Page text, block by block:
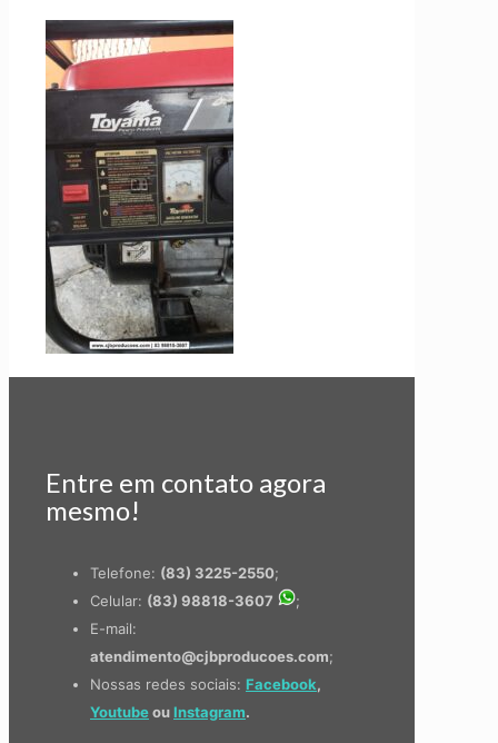
Entre em contato agora
mesmo!
Telefone: (83) 3225-2550;
Celular: (83) 98818-3607
;
E-mail:
atendimento@cjbproducoes.com;
Nossas redes sociais: Facebook,
Youtubeou Instagram.